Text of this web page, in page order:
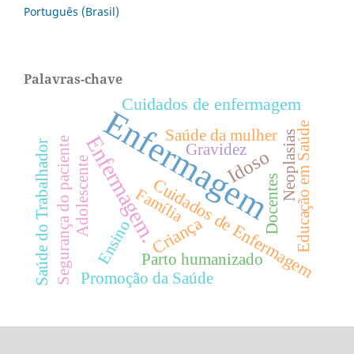
Português (Brasil)
Palavras-chave
Enfermagem
Enfermagem. Idoso
Cuidados de enfermagem
Cuidados de Enfermagem
Criança Educação em Saúde
Saúde da mulher
Adolescente Família
Ensino
Segurança do paciente Neoplasias
Promoção da Saúde
Parto humanizado
Saúde do Trabalhador Docentes
Gravidez